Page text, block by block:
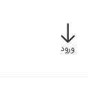
ورود